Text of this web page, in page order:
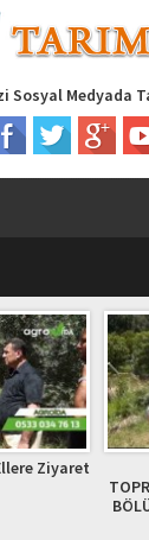
Sosyal Medyada
Ziyaret